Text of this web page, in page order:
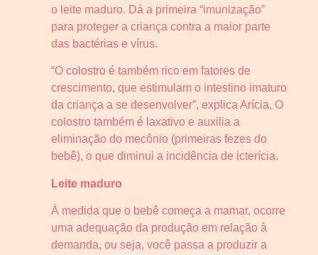
o leite maduro. Dá a primeira “imunização”
para proteger a criança contra a maior parte
das bactérias e vírus.
“O colostro é também rico em fatores de
crescimento, que estimulam o intestino imaturo
da criança a se desenvolver”, explica Arícia. O
colostro também é laxativo e auxilia a
eliminação do mecônio (primeiras fezes do
bebê), o que diminui a incidência de icterícia.
Leite maduro
À medida que o bebê começa a mamar, ocorre
uma adequação da produção em relação à
demanda, ou seja, você passa a produzir a